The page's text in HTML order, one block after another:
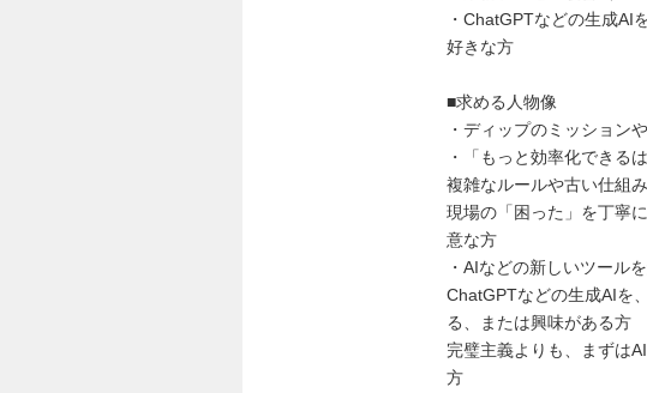
・ChatGPTなどの生成AI
好きな方
■求める人物像
・ディップのミッション
・「もっと効率化できる
複雑なルールや古い仕組
現場の「困った」を丁寧
意な方
・AIなどの新しいツール
ChatGPTなどの生成AIを
る、または興味がある方
完璧主義よりも、まずは
方